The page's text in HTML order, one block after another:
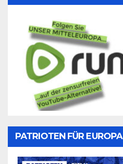
PATRIOTEN FÜR EUROPA